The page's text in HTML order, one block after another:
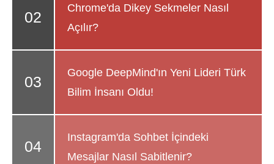
Chrome'da Dikey Sekmeler Nasıl
Açılır?
Google DeepMind'ın Yeni Lideri Türk
Bilim İnsanı Oldu!
Instagram'da Sohbet İçindeki
Mesajlar Nasıl Sabitlenir?